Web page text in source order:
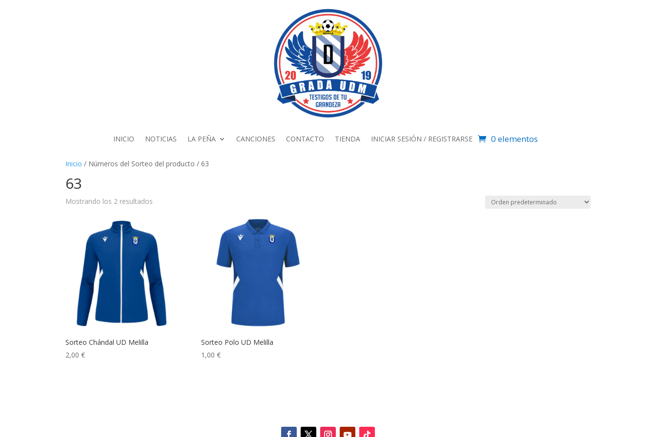
INICIO NOTICIAS LA PEÑA CANCIONES CONTACTO TIENDA INICIAR SESIÓN / REGISTRARSE 0 elementos
Inicio / Números del Sorteo del producto / 63
63
Mostrando los 2 resultados
Sorteo Chándal UD Melilla
2,00€
Sorteo Polo UD Melilla
1,00€